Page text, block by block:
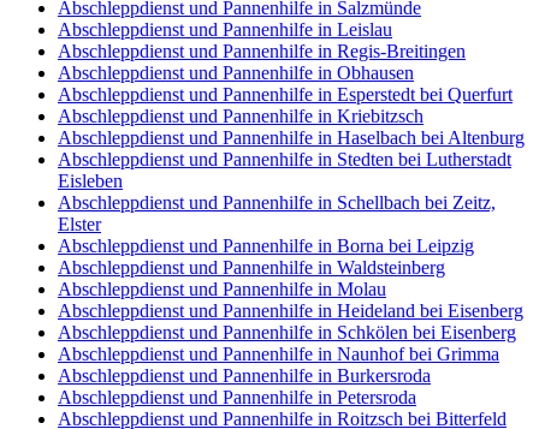
Abschleppdienst und Pannenhilfe in Salzmünde
Abschleppdienst und Pannenhilfe in Leislau
Abschleppdienst und Pannenhilfe in Regis-Breitingen
Abschleppdienst und Pannenhilfe in Obhausen
Abschleppdienst und Pannenhilfe in Esperstedt bei Querfurt
Abschleppdienst und Pannenhilfe in Kriebitzsch
Abschleppdienst und Pannenhilfe in Haselbach bei Altenburg
Abschleppdienst und Pannenhilfe in Stedten bei Lutherstadt
Eisleben
Abschleppdienst und Pannenhilfe in Schellbach bei Zeitz,
Elster
Abschleppdienst und Pannenhilfe in Borna bei Leipzig
Abschleppdienst und Pannenhilfe in Waldsteinberg
Abschleppdienst und Pannenhilfe in Molau
Abschleppdienst und Pannenhilfe in Heideland bei Eisenberg
Abschleppdienst und Pannenhilfe in Schkölen bei Eisenberg
Abschleppdienst und Pannenhilfe in Naunhof bei Grimma
Abschleppdienst und Pannenhilfe in Burkersroda
Abschleppdienst und Pannenhilfe in Petersroda
Abschleppdienst und Pannenhilfe in Roitzsch bei Bitterfeld